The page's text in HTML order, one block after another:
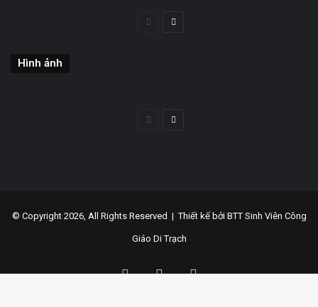
Trang Trang
Hình ảnh
Trang Trang
© Copyright 2026, All Rights Reserved |Thiết kế bởi BTT Sinh Viên Công
Giáo Di Trạch
FacebookYouTubeWordPress